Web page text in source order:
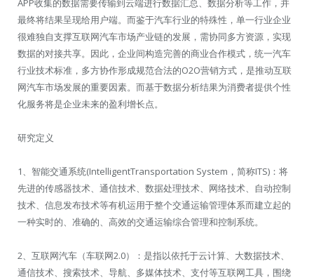
最终将结果呈现给用户端。而鉴于汽车行业的特殊性，单一行业企业
很难独自支撑互联网汽车市场产业链的发展，需协同多方资源，实现
数据的对接共享。因此，企业间构造完善的商业合作模式，统一汽车
行业技术标准，多方协作形成规范合法的O2O营销方式，是推动互联
网汽车市场发展的重要因素。而基于数据分析结果为消费者提供个性
化服务将是企业未来的盈利增长点。
研究定义
1、智能交通系统(IntelligentTransportation System，简称ITS)：将
先进的传感器技术、通信技术、数据处理技术、网络技术、自动控制
技术、信息发布技术等有机运用于整个交通运输管理体系而建立起的
一种实时的、准确的、高效的交通运输综合管理和控制系统。
2、互联网汽车（车联网2.0）：是指以依托于云计算、大数据技术、
通信技术、搜索技术、导航、多媒体技术、支付等互联网工具，围绕